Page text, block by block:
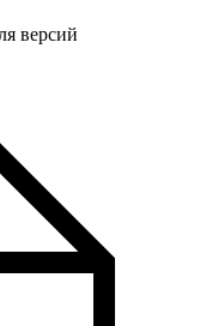
версий